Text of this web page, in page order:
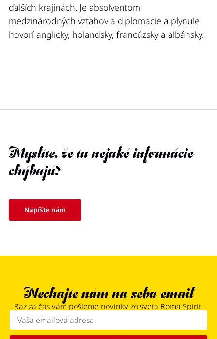
ďalších krajinách. Je absolventom
medzinárodných vzťahov a diplomacie a plynule
hovorí anglicky, holandsky, francúzsky a albánsky.
Myslíte, že tu nejaké informácie
chýbajú?
Napíšte nám
Nechajte nám na seba email
Raz za čas vám pošleme novinky zo sveta Roma Spirit.